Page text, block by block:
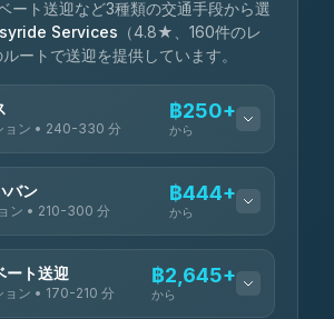
ート送迎など3種類の交通手段から選
Services （4.8★、160件のレ
ートで送迎を提供しています。
ョン • 240-330 分
฿250+
から
Coach ฿425
バン
ン • 210-300 分
฿444+
から
฿444-฿480
ート送迎
ョン • 170-210 分
฿2,645+
から